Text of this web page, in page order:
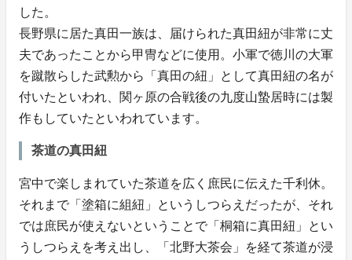
した。
長野県に居た真田一族は、届けられた真田紐が非常に丈
夫であったことから甲冑などに使用。小軍で徳川の大軍
を蹴散らした武勲から「真田の紐」として真田紐の名が
付いたといわれ、関ヶ原の合戦後の九度山蟄居時には製
作もしていたといわれています。
茶道の真田紐
宮中で楽しまれていた茶道を広く庶民に伝えた千利休。
それまで「塗箱に組紐」というしつらえだったが、それ
では庶民が使えないということで「桐箱に真田紐」とい
うしつらえを考え出し、「北野大茶会」を経て茶道が浸